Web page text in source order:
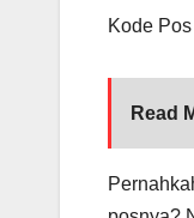
Kode
Read